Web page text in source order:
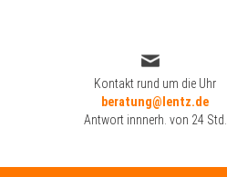
Kontakt rund um die Uhr
beratung@lentz.de
Antwort innnerh. von 24 Std.